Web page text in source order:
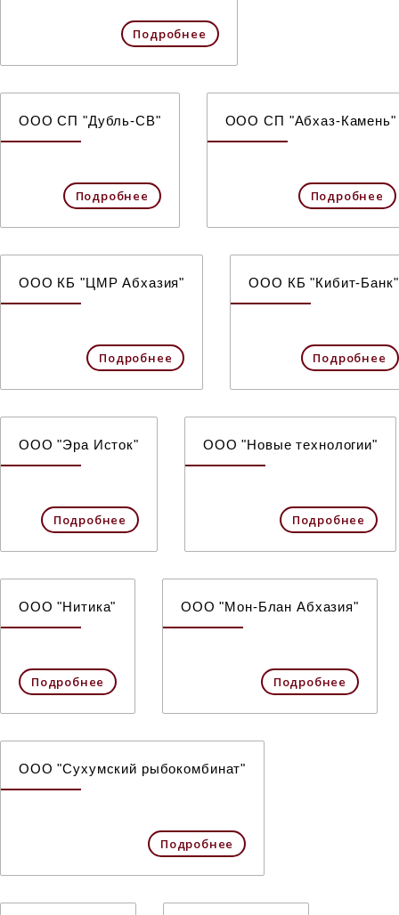
Подробнее
ООО СП "Дубль-СВ"
Подробнее
ООО СП "Абхаз-Камень"
Подробнее
ООО КБ "ЦМР Абхазия"
Подробнее
ООО КБ "Кибит-Банк"
Подробнее
ООО "Эра Исток"
Подробнее
ООО "Новые технологии"
Подробнее
ООО "Нитика"
Подробнее
ООО "Мон-Блан Абхазия"
Подробнее
ООО "Сухумский рыбокомбинат"
Подробнее